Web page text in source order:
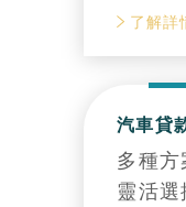
了解詳
汽車貸
多種方
靈活選